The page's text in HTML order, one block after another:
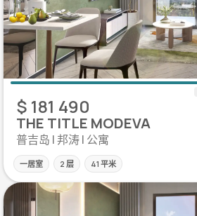
$ 181 490
THE TITLE MODEVA
普吉岛 | 邦涛 | 公寓
一居室 2 层 41 平米